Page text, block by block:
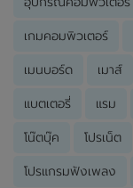
เกมคอมพิวเตอร์
เมนบอร์ด เมาส์
แบตเตอรี่ แรม
โน๊ตบุ๊ค โปรเน็ต
โปรแกรมฟังเพลง